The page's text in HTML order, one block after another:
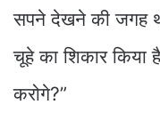
सपने देखने की जगह
चूहे का शिकार किया
करोगे?”